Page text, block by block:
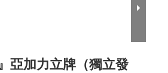
亞加力立牌（獨立發